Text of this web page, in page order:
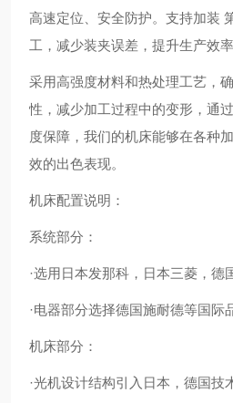
高速定位、安全防护。支持加装
工，减少装夹误差，提升生产效率
采用高强度材料和热处理工艺，
性，减少加工过程中的变形，通
度保障，我们的机床能够在各种
效的出色表现。
机床配置说明：
系统部分：
·选用日本发那科，日本三菱，德
·电器部分选择德国施耐德等国际
机床部分：
·光机设计结构引入日本，德国技